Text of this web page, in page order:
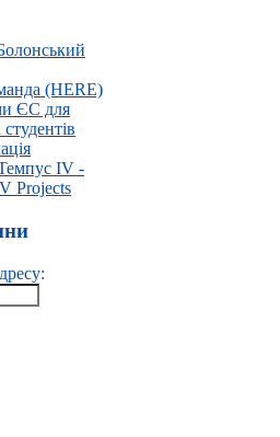
(HERE)
ЄС для
IV -
Projects